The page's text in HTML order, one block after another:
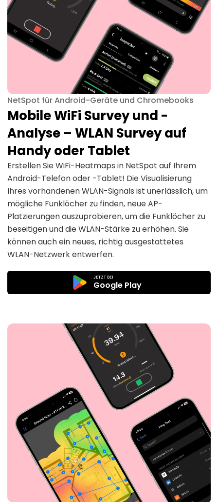
NetSpot für Android-Geräte und Chromebooks
Mobile WiFi Survey und -
Analyse – WLAN Survey auf
Handy oder Tablet
Erstellen Sie WiFi-Heatmaps in NetSpot auf Ihrem
Android-Telefon oder -Tablet! Die Visualisierung
Ihres vorhandenen WLAN-Signals ist unerlässlich, um
mögliche Funklöcher zu finden, neue AP-
Platzierungen auszuprobieren, um die Funklöcher zu
beseitigen und die WLAN-Stärke zu erhöhen. Sie
können auch ein neues, richtig ausgestattetes
WLAN-Netzwerk entwerfen.
JETZT BEI
Google Play